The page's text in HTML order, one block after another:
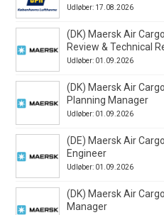
Udløber: 17.08.2026
(DK) Maersk Air
Review & Technical
Udløber: 01.09.2026
(DK) Maersk Air
Planning Manager
Udløber: 01.09.2026
(DE) Maersk Air
Engineer
Udløber: 01.09.2026
(DK) Maersk Air
Manager